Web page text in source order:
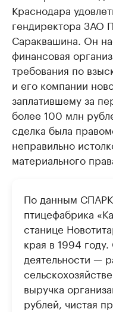
Краснодара
гендиректора ЗАО
Сараквашина. Он
финансовая
требования по
и его компании
заплатившему за
более 100 млн
сделка была
неправильно
материального
По данным
птицефабрика
станице
края в 1994
деятельности —
выручка
рублей, чистая